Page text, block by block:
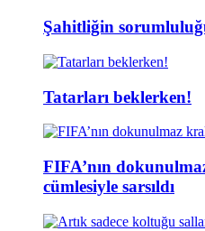
Şahitliğin
Tatarları beklerken!
FIFA’nın
cümlesiyle sarsıldı